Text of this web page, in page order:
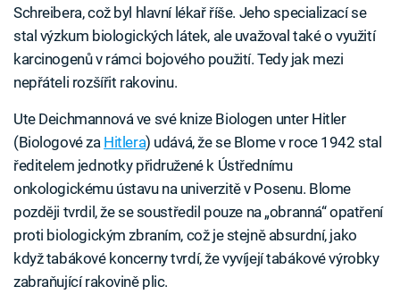
Schreibera, což byl hlavní lékař říše. Jeho specializací se
stal výzkum biologických látek, ale uvažoval také o využití
karcinogenů v rámci bojového použití. Tedy jak mezi
nepřáteli rozšířit rakovinu.
Ute Deichmannová ve své knize Biologen unter Hitler
(Biologové za Hitlera) udává, že se Blome v roce 1942 stal
ředitelem jednotky přidružené k Ústřednímu
onkologickému ústavu na univerzitě v Posenu. Blome
později tvrdil, že se soustředil pouze na „obranná“ opatření
proti biologickým zbraním, což je stejně absurdní, jako
když tabákové koncerny tvrdí, že vyvíjejí tabákové výrobky
zabraňující rakovině plic.